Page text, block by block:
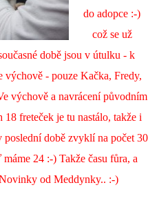
do adopce :-)
což se už
době jsou v útulku - k
- pouze Kačka, Fredy,
výchově a navrácení původním
18 freteček je tu nastálo, takže i
poslední době zvyklí na počet 30
24 :-) Takže času fůra, a
od Meddynky.. :-)